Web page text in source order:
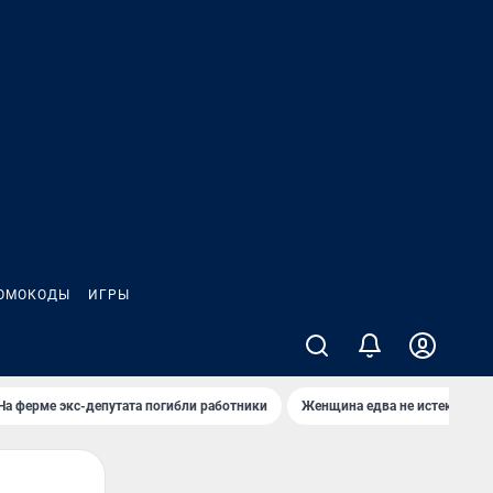
ИГРЫ
ферме экс-депутата погибли работники Женщина едва не истекла